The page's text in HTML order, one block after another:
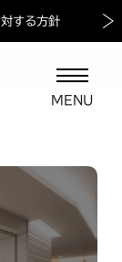
ください
する方針